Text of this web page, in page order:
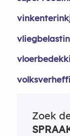
Zoek